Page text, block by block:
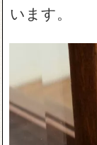
います。